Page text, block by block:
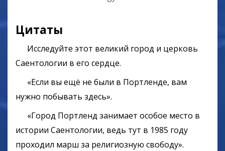
Цитаты
Исследуйте этот великий город и церковь
Саентологии в его сердце.
«Если вы ещё не были в Портленде, вам
нужно побывать здесь».
«Город Портленд занимает особое место в
истории Саентологии, ведь тут в 1985 году
проходил марш за религиозную свободу».